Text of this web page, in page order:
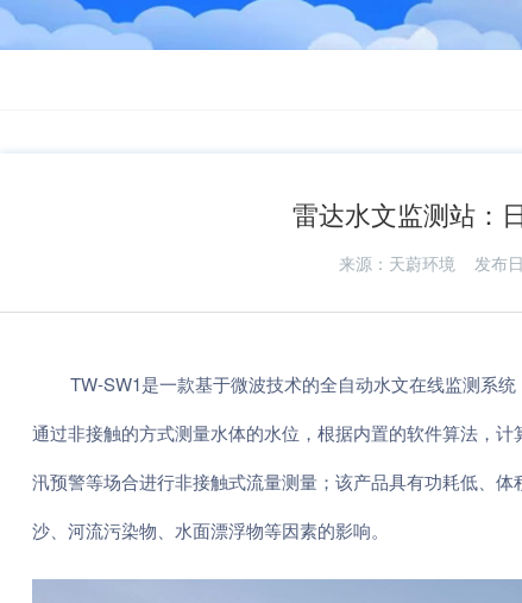
雷达水文监测站：
来源： 天蔚环境发布日
TW-SW1是一款基于微波技术的全自动水文在线监测系
通过非接触的方式测量水体的水位，根据内置的软件算法，计
汛预警等场合进行非接触式流量测量；该产品具有功耗低、
沙、河流污染物、水面漂浮物等因素的影响。